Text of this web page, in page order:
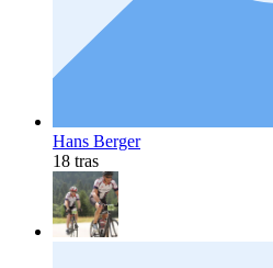
Hans Berger
18 tras